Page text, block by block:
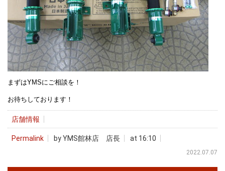
まずはYMSにご相談を！
お待ちしております！
店舗情報
Permalink by YMS館林店 店長 at 16:10
2022.07.07